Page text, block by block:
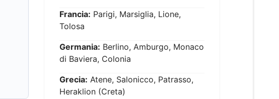
Francia: Parigi, Marsiglia, Lione,
Tolosa
Germania: Berlino, Amburgo, Monaco
di Baviera, Colonia
Grecia: Atene, Salonicco, Patrasso,
Heraklion (Creta)